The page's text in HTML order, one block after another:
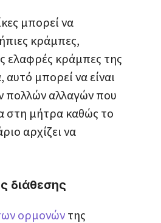
μπορεί να
κράμπες,
ελαφρές κράμπες της
αυτό μπορεί να είναι
πολλών αλλαγών που
στη μήτρα καθώς το
αρχίζει να
διάθεσης
ορμονών της